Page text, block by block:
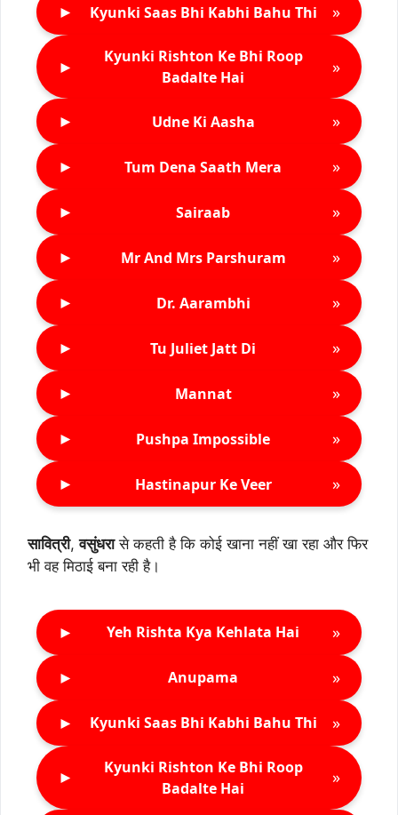
► Kyunki Saas Bhi Kabhi Bahu Thi »
►
Kyunki Rishton Ke Bhi Roop
Badalte Hai
»
► Udne Ki Aasha »
► Tum Dena Saath Mera »
► Sairaab »
► Mr And Mrs Parshuram »
► Dr. Aarambhi »
► Tu Juliet Jatt Di »
► Mannat »
► Pushpa Impossible »
► Hastinapur Ke Veer »
सावित्री,वसुंधरासे कहती है कि कोई खाना नहीं खा रहा और फिर
भी वह मिठाई बना रही है।
► Yeh Rishta Kya Kehlata Hai »
► Anupama »
► Kyunki Saas Bhi Kabhi Bahu Thi »
►
Kyunki Rishton Ke Bhi Roop
Badalte Hai
»